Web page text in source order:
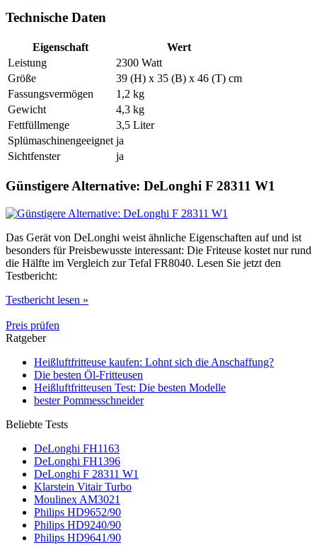
Technische Daten
Eigenschaft
Wert
Leistung
2300 Watt
Größe
39 (H) x 35 (B) x 46 (T) cm
Fassungsvermögen
1,2 kg
Gewicht
4,3 kg
Fettfüllmenge
3,5 Liter
Splümaschinengeeignet ja
Sichtfenster
ja
Günstigere Alternative: DeLonghi F 28311 W1
Das Gerät von DeLonghi weist ähnliche Eigenschaften auf und ist
besonders für Preisbewusste interessant: Die Friteuse kostet nur rund
die Hälfte im Vergleich zur Tefal FR8040. Lesen Sie jetzt den
Testbericht:
Testbericht lesen »
Preis prüfen
Ratgeber
Heißluftfritteuse kaufen: Lohnt sich die Anschaffung?
Die besten Öl-Fritteusen
Heißluftfritteusen Test: Die besten Modelle
bester Pommesschneider
Beliebte Tests
DeLonghi FH1163
DeLonghi FH1396
DeLonghi F 28311 W1
Klarstein Vitair Turbo
Moulinex AM3021
Philips HD9652/90
Philips HD9240/90
Philips HD9641/90